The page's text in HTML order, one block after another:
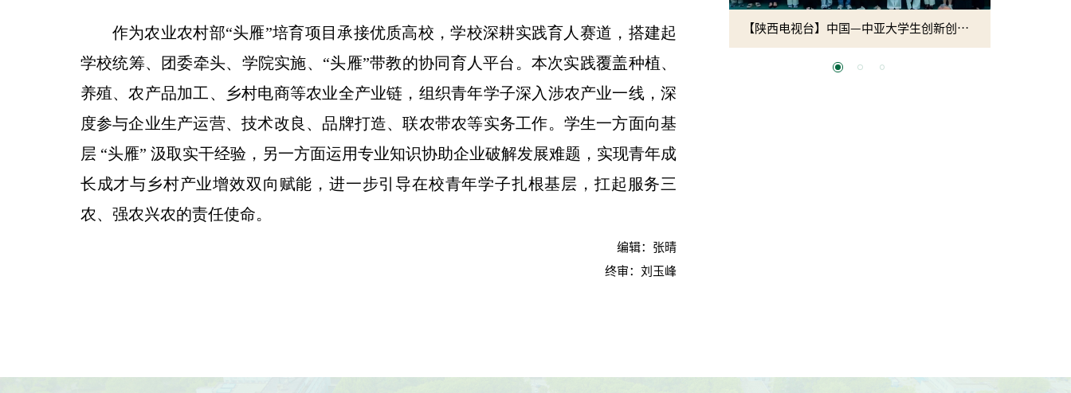
作为农业农村部“头雁”培育项目承接优质高校，学校深耕实践育人赛道，搭建起
学校统筹、团委牵头、学院实施、“头雁”带教的协同育人平台。本次实践覆盖种植、
养殖、农产品加工、乡村电商等农业全产业链，组织青年学子深入涉农产业一线，深
度参与企业生产运营、技术改良、品牌打造、联农带农等实务工作。学生一方面向基
层 “头雁” 汲取实干经验，另一方面运用专业知识协助企业破解发展难题，实现青年成
长成才与乡村产业增效双向赋能，进一步引导在校青年学子扎根基层，扛起服务三
农、强农兴农的责任使命。
编辑：张晴
终审：刘玉峰
【陕西电视台】中国—中亚大学生创新创业大赛在乌兹别克斯坦成功举办